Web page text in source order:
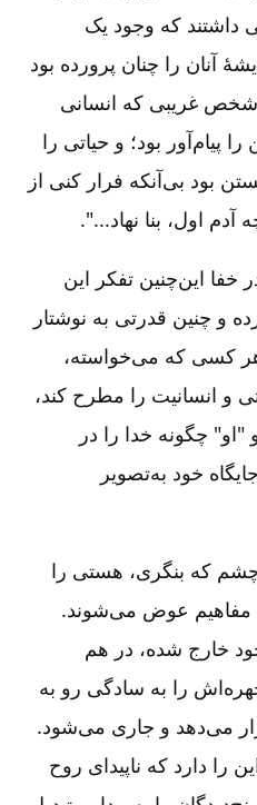
داشتند که وجود یک
آنان را چنان پرورده بود
غریبی که انسانی
پیام‌آور بود؛ و حیاتی را
بود بی‌آنکه فرار کنی از
آدم اول، بنا نهاد...".
این‌چنین تفکر این
و چنین قدرتی به نوشتار
کسی که می‌خواسته‌،
و انسانیت را مطرح کند،
چگونه خدا را در
خود به‌تصویر
که بنگری، هستی را
مفاهیم عوض می‌شوند.
خارج شده، در هم
را به سادگی رو به
می‌دهد و جاری می‌شود.
را دارد که ناپیدای روح